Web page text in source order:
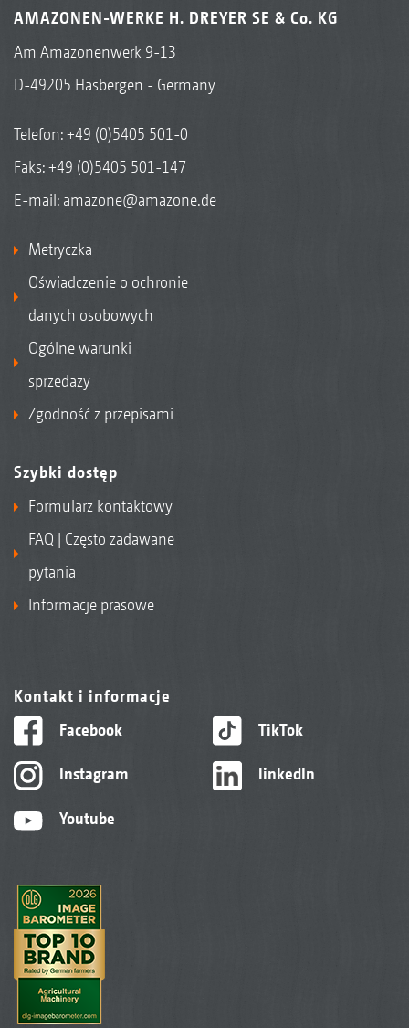
AMAZONEN-WERKE H. DREYER SE & Co. KG
Am Amazonenwerk 9-13
D-49205 Hasbergen - Germany
Telefon:+49 (0)5405 501-0
Faks: +49 (0)5405 501-147
E-mail: amazone@amazone.de
Metryczka
Oświadczenie o ochronie
danych osobowych
Ogólne warunki
sprzedaży
Zgodność z przepisami
Szybki dostęp
Formularz kontaktowy
FAQ | Często zadawane
pytania
Informacje prasowe
Kontakt i informacje
Facebook
Instagram
Youtube
TikTok
linkedIn